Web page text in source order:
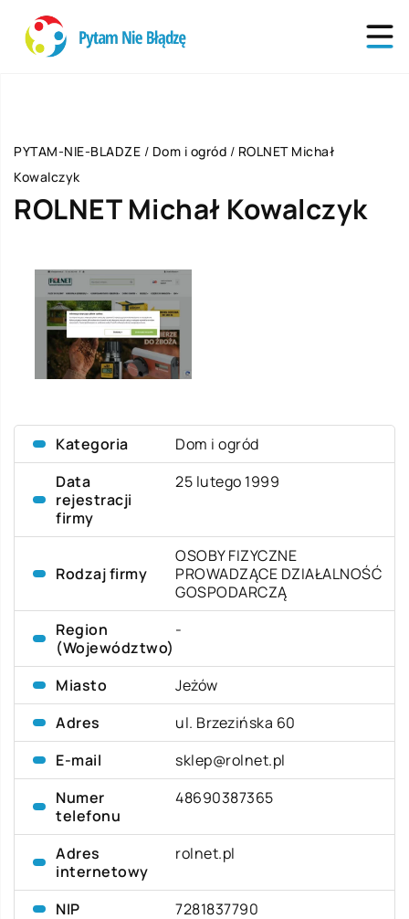
PYTAM-NIE-BLADZE / Dom i ogród / ROLNET Michał
Kowalczyk
ROLNET Michał Kowalczyk
Kategoria
Dom i ogród
Data
rejestracji
firmy
25 lutego 1999
Rodzaj firmy
OSOBY FIZYCZNE
PROWADZĄCE DZIAŁALNOŚĆ
GOSPODARCZĄ
Region
(Województwo)
-
Miasto
Jeżów
Adres
ul. Brzezińska 60
E-mail
sklep@rolnet.pl
Numer
telefonu
48690387365
Adres
internetowy
rolnet.pl
NIP
7281837790